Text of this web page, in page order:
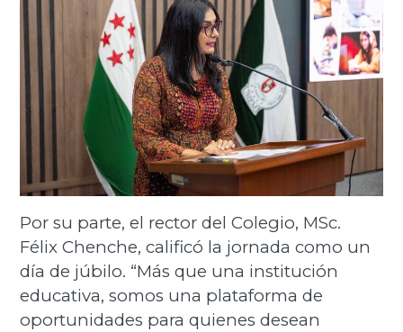
Por su parte, el rector del Colegio, MSc.
Félix Chenche, calificó la jornada como un
día de júbilo. “Más que una institución
educativa, somos una plataforma de
oportunidades para quienes desean